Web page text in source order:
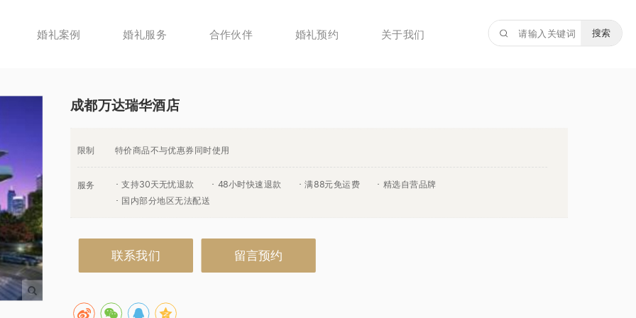
婚礼案例 婚礼服务 合作伙伴 婚礼预约 关于我们 搜索
成都万达瑞华酒店
限制 特价商品不与优惠券同时使用
服务 支持30天无忧退款 48小时快速退款 满88元免运费 精选自营品牌
国内部分地区无法配送
联系我们 留言预约